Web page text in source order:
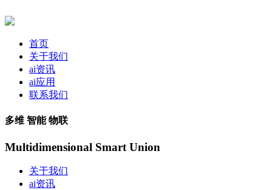
首页
关于我们
ai资讯
ai应用
联系我们
多维 智能 物联
Multidimensional Smart Union
关于我们
ai资讯